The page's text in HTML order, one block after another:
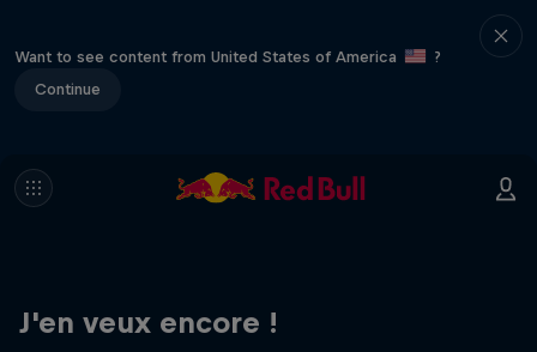
Want to see content from United States of America
?
Continue
J'en veux encore !